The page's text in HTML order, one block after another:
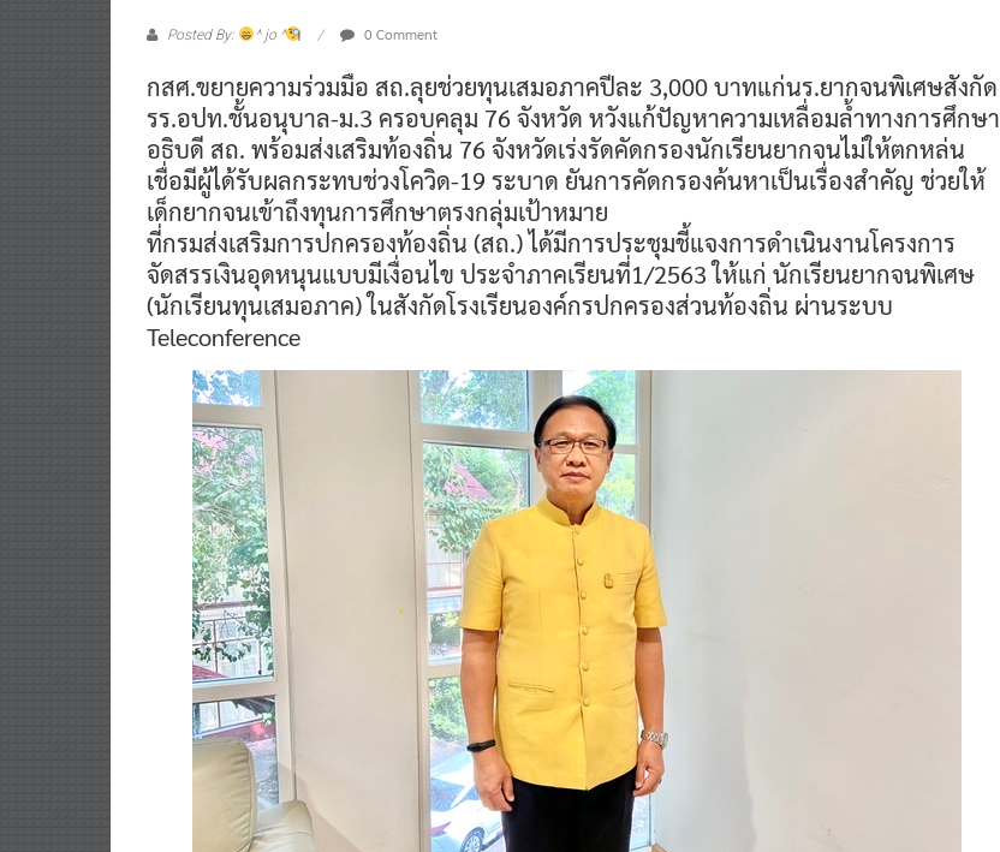
กสศ.ขยายความร่วมมือ สถ.ลุยช่วยทุนเสมอภาคปีละ 3,000 บาทแก่นร.ยากจนพิเศษสังกัด
รร.อปท.ชั้นอนุบาล-ม.3 ครอบคลุม 76 จังหวัด หวังแก้ปัญหาความเหลื่อมล้ำทางการศึกษา
อธิบดี สถ. พร้อมส่งเสริมท้องถิ่น 76 จังหวัดเร่งรัดคัดกรองนักเรียนยากจนไม่ให้ตกหล่น
เชื่อมีผู้ได้รับผลกระทบช่วงโควิด-19 ระบาด ยันการคัดกรองค้นหาเป็นเรื่องสำคัญ ช่วยให้
เด็กยากจนเข้าถึงทุนการศึกษาตรงกลุ่มเป้าหมาย
ที่กรมส่งเสริมการปกครองท้องถิ่น (สถ.) ได้มีการประชุมชี้แจงการดำเนินงานโครงการ
จัดสรรเงินอุดหนุนแบบมีเงื่อนไข ประจำภาคเรียนที่1/2563 ให้แก่ นักเรียนยากจนพิเศษ
(นักเรียนทุนเสมอภาค) ในสังกัดโรงเรียนองค์กรปกครองส่วนท้องถิ่น ผ่านระบบ
Teleconference